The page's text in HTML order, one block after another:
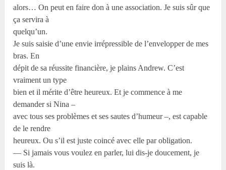
alors… On peut en faire don à une association. Je suis sûr que
ça servira à
quelqu’un.
Je suis saisie d’une envie irrépressible de l’envelopper de mes
bras. En
dépit de sa réussite financière, je plains Andrew. C’est
vraiment un type
bien et il mérite d’être heureux. Et je commence à me
demander si Nina –
avec tous ses problèmes et ses sautes d’humeur –, est capable
de le rendre
heureux. Ou s’il est juste coincé avec elle par obligation.
— Si jamais vous voulez en parler, lui dis-je doucement, je
suis là.